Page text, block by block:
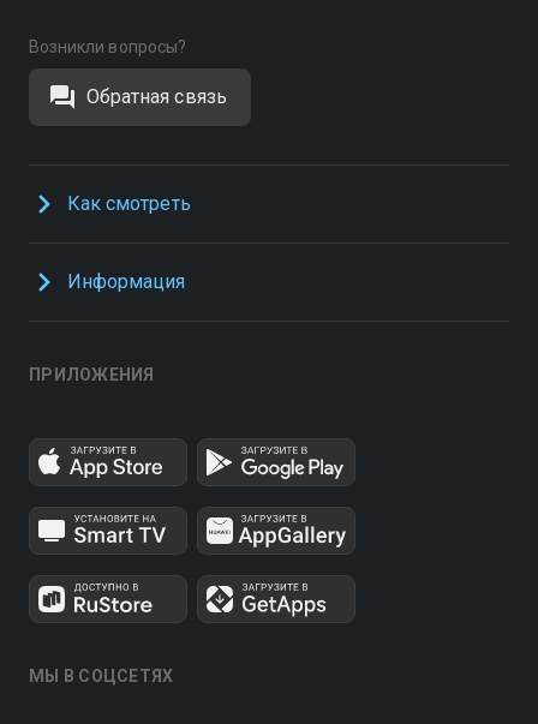
Возникли вопросы?
Обратная связь
Как смотреть
Информация
ПРИЛОЖЕНИЯ
МЫ В СОЦСЕТЯХ